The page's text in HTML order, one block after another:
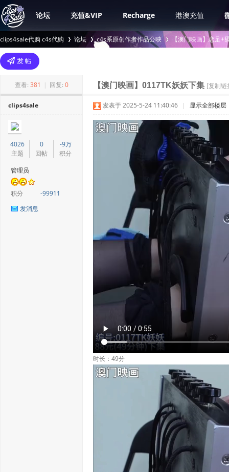
论坛 充值&VIP Recharge 港澳充值
clips4sale代购 c4s代购
>
论坛 c4s系原创作者作品公映
›
【澳门映画】恋足+
查看: 381 | 回复: 0 【澳门映画】0117TK妖妖下集 [复制链
clips4sale
4026
主题
0
回帖
-9万
积分
管理员
积分
-99911
发消息
发表于 2025-5-24 11:40:46 | 显示全部楼层
时长：49分